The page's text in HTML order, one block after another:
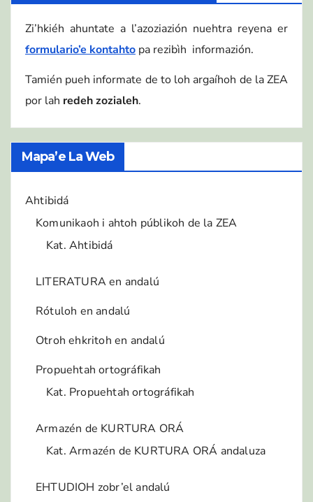
Zi’hkiéh ahuntate a l’azoziazión nuehtra reyena er
formulario’e kontahto pa rezibìh informazión.
Tamién pueh informate de to loh argaíhoh de la ZEA
por lah redeh zozialeh.
Mapa’e La Web
Ahtibidá
Komunikaoh i ahtoh públikoh de la ZEA
Kat. Ahtibidá
LITERATURA en andalú
Rótuloh en andalú
Otroh ehkritoh en andalú
Propuehtah ortográfikah
Kat. Propuehtah ortográfikah
Armazén de KURTURA ORÁ
Kat. Armazén de KURTURA ORÁ andaluza
EHTUDIOH zobr’el andalú